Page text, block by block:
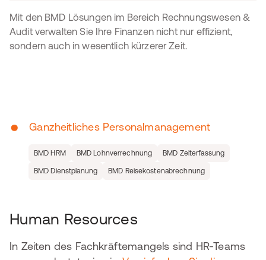
Mit den BMD Lösungen im Bereich Rechnungswesen &
Audit verwalten Sie Ihre Finanzen nicht nur effizient,
sondern auch in wesentlich kürzerer Zeit.
• Ganzheitliches Personalmanagement
BMD HRM BMD Lohnverrechnung BMD Zeiterfassung
BMD Dienstplanung BMD Reisekostenabrechnung
Human Resources
In Zeiten des Fachkräftemangels sind HR-Teams